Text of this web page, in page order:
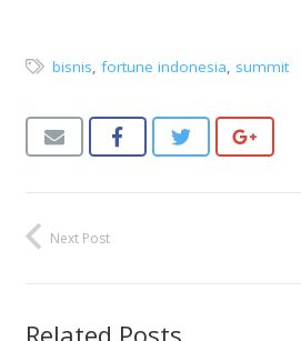
bisnis fortune indonesia summit
Next Post
Related Posts